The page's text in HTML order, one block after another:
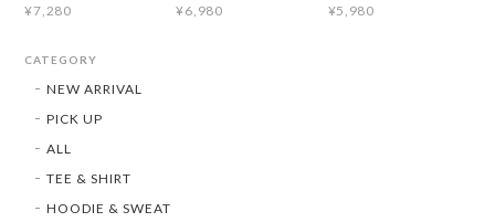
¥7,280
¥6,980
¥5,980
CATEGORY
NEW ARRIVAL
PICK UP
ALL
TEE & SHIRT
HOODIE & SWEAT